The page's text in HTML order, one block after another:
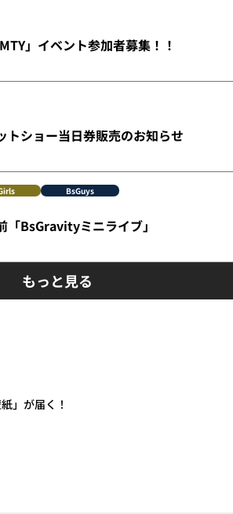
」イベント参加者募集！！
トショー当日券販売のお知らせ
BsGuys
「BsGravityミニライブ」
もっと見る
」が届く！